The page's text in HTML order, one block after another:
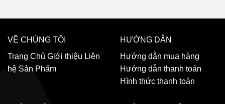
VỀ CHÚNG TÔI
Trang Chủ Giới thiệu Liên
hệ Sản Phẩm
HƯỚNG DẪN
Hướng dẫn mua hàng
Hướng dẫn thanh toán
Hình thức thanh toán